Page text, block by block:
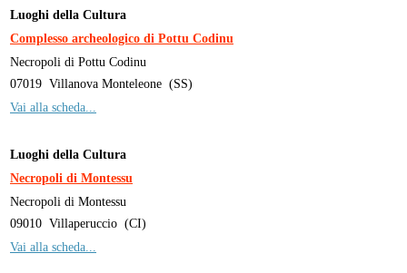
Luoghi della Cultura
Complesso archeologico di Pottu Codinu
Necropoli di Pottu Codinu
07019 Villanova Monteleone (SS)
Vai alla scheda...
Luoghi della Cultura
Necropoli di Montessu
Necropoli di Montessu
09010 Villaperuccio (CI)
Vai alla scheda...